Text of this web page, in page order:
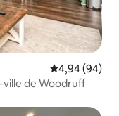
Évaluation
4,94 (94)
de Woodruff